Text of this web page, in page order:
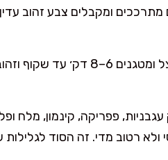
אופים 12–18 דק׳, עד שהחצילים מתרככים ומקבלים
במחבת גדולה מחממים מעט שמן זית. מוסיפים בצל
פפריקה, קינמון, מלח